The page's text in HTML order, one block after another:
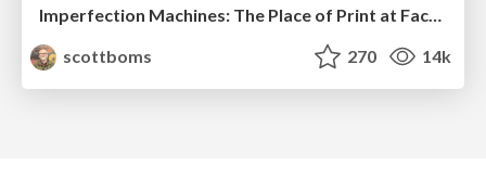
scottboms
270 14k